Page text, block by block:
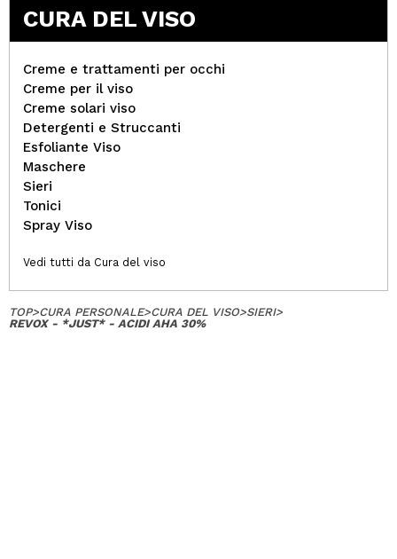
CURA DEL VISO
Creme e trattamenti per occhi
Creme per il viso
Creme solari viso
Detergenti e Struccanti
Esfoliante Viso
Maschere
Sieri
Tonici
Spray Viso
Vedi tutti da Cura del viso
TOP>CURA PERSONALE>CURA DEL VISO>SIERI>
REVOX - *JUST* - ACIDI AHA 30%